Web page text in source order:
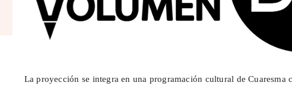
La proyección se integra en una programación cultural de Cuaresma